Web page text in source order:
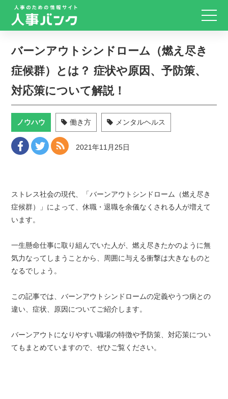
バーンアウトシンドローム（燃え尽き
症候群）とは？ 症状や原因、予防策、
対応策について解説！
ノウハウ 働き方 メンタルヘルス
2021年11月25日
ストレス社会の現代、「バーンアウトシンドローム（燃え尽き
症候群）」によって、休職・退職を余儀なくされる人が増えて
います。
一生懸命仕事に取り組んでいた人が、燃え尽きたかのように無
気力なってしまうことから、周囲に与える衝撃は大きなものと
なるでしょう。
この記事では、バーンアウトシンドロームの定義やうつ病との
違い、症状、原因についてご紹介します。
バーンアウトになりやすい職場の特徴や予防策、対応策につい
てもまとめていますので、ぜひご覧ください。